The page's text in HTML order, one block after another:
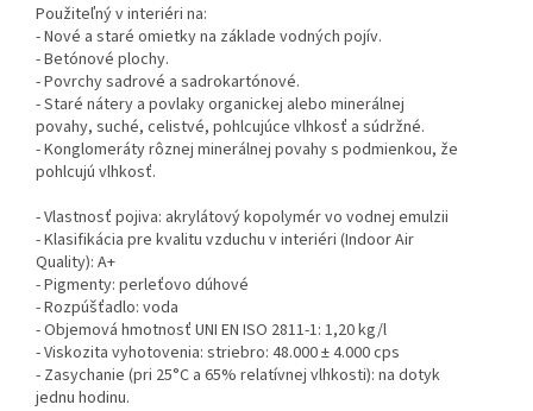
Použiteľný v interiéri na:
- Nové a staré omietky na základe vodných pojív.
- Betónové plochy.
- Povrchy sadrové a sadrokartónové.
- Staré nátery a povlaky organickej alebo minerálnej
povahy, suché, celistvé, pohlcujúce vlhkosť a súdržné.
- Konglomeráty rôznej minerálnej povahy s podmienkou, že
pohlcujú vlhkosť.
- Vlastnosť pojiva: akrylátový kopolymér vo vodnej emulzii
- Klasifikácia pre kvalitu vzduchu v interiéri (Indoor Air
Quality): A+
- Pigmenty: perleťovo dúhové
- Rozpúšťadlo: voda
- Objemová hmotnosť UNI EN ISO 2811-1: 1,20 kg/l
- Viskozita vyhotovenia: striebro: 48.000 ± 4.000 cps
- Zasychanie (pri 25°C a 65% relatívnej vlhkosti): na dotyk
jednu hodinu.